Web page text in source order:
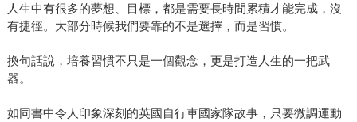
人生中有很多的夢想、目標，都是需要長時間累積才能完成，沒
有捷徑。大部分時候我們要靠的不是選擇，而是習慣。
換句話說，培養習慣不只是一個觀念，更是打造人生的一把武
器。
如同書中令人印象深刻的英國自行車國家隊故事，只要微調運動